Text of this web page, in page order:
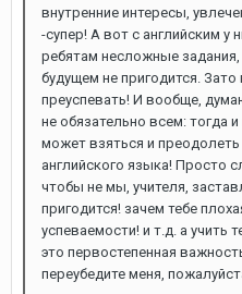
внутренние интересы,
-супер! А вот с английским у
ребятам несложные
будущем не пригодится.
преуспевать! И вообще,
не обязательно всем: тогда
может взяться и преодолеть
английского языка! Просто
чтобы не мы, учителя,
пригодится! зачем тебе
успеваемости! и т.д. а учить
это первостепенная
переубедите меня,